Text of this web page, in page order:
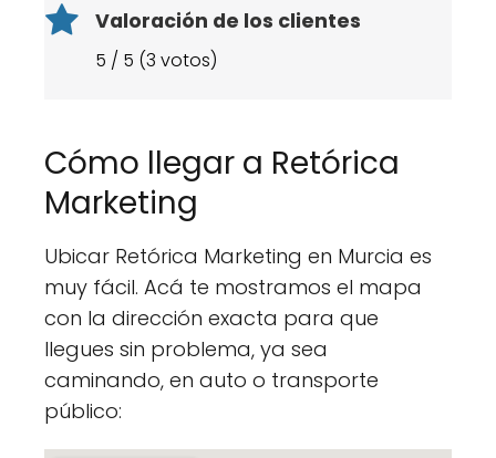
Valoración de los clientes
5 / 5 (3 votos)
Cómo llegar a Retórica
Marketing
Ubicar Retórica Marketing en Murcia es
muy fácil. Acá te mostramos el mapa
con la dirección exacta para que
llegues sin problema, ya sea
caminando, en auto o transporte
público: